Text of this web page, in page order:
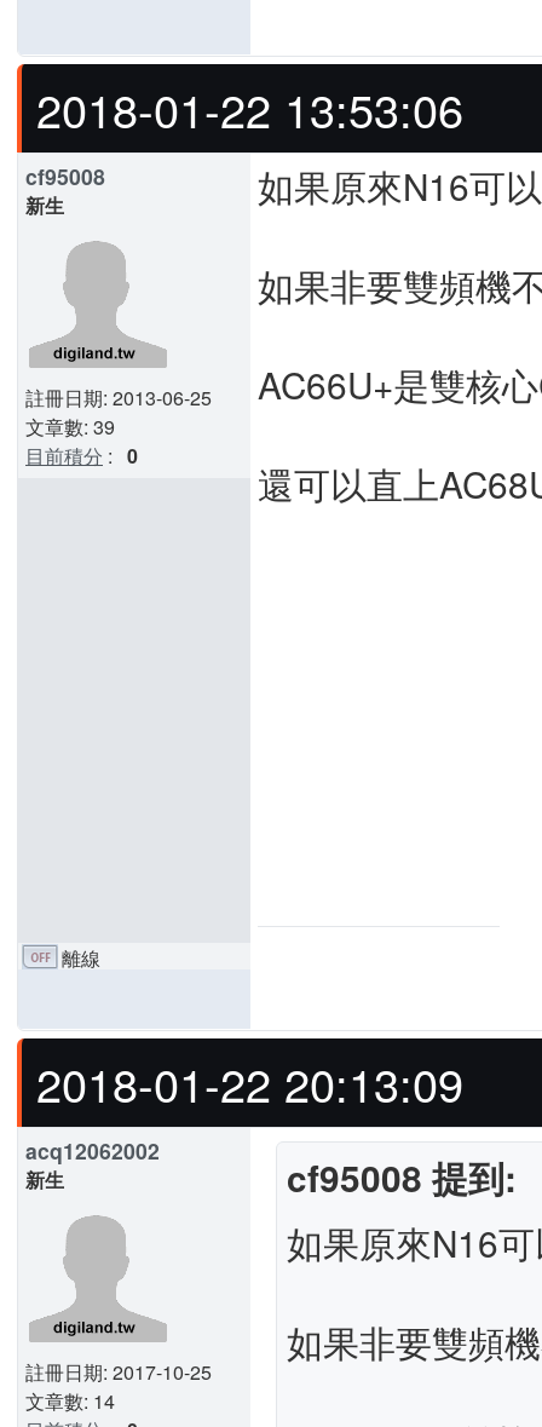
2018-01-22 13:53:06
cf95008
新生
註冊日期: 2013-06-25
文章數: 39
目前積分 : 0
如果原來N16可
如果非要雙頻機
AC66U+是雙核
還可以直上
離線
2018-01-22 20:13:09
acq12062002
新生
註冊日期: 2017-10-25
文章數: 14
cf95008 提到:
如果原來N16
如果非要雙頻